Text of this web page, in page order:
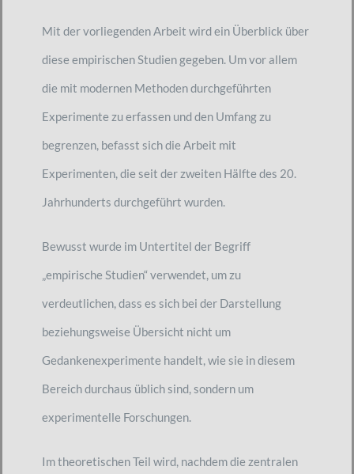
Mit der vorliegenden Arbeit wird ein Überblick über
diese empirischen Studien gegeben. Um vor allem
die mit modernen Methoden durchgeführten
Experimente zu erfassen und den Umfang zu
begrenzen, befasst sich die Arbeit mit
Experimenten, die seit der zweiten Hälfte des 20.
Jahrhunderts durchgeführt wurden.
Bewusst wurde im Untertitel der Begriff
„empirische Studien“ verwendet, um zu
verdeutlichen, dass es sich bei der Darstellung
beziehungsweise Übersicht nicht um
Gedankenexperimente handelt, wie sie in diesem
Bereich durchaus üblich sind, sondern um
experimentelle Forschungen.
Im theoretischen Teil wird, nachdem die zentralen